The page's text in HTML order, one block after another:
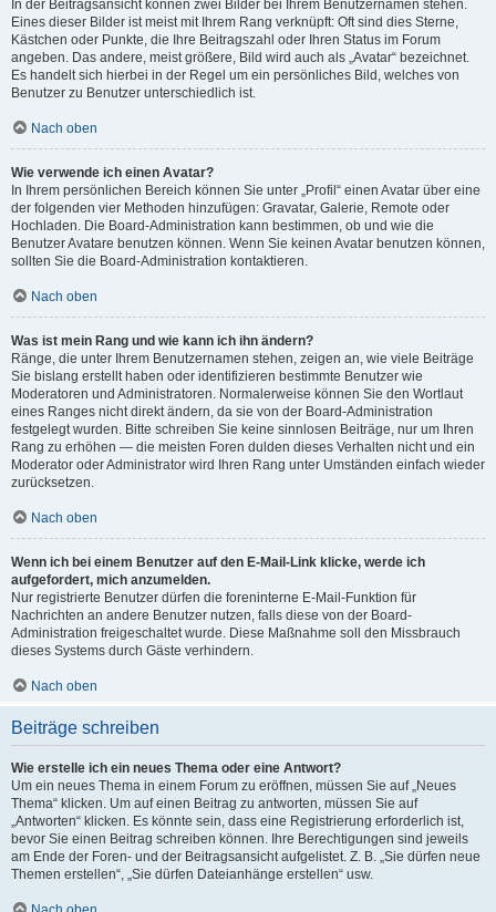
In der Beitragsansicht können zwei Bilder bei Ihrem Benutzernamen stehen.
Eines dieser Bilder ist meist mit Ihrem Rang verknüpft: Oft sind dies Sterne,
Kästchen oder Punkte, die Ihre Beitragszahl oder Ihren Status im Forum
angeben. Das andere, meist größere, Bild wird auch als „Avatar“ bezeichnet.
Es handelt sich hierbei in der Regel um ein persönliches Bild, welches von
Benutzer zu Benutzer unterschiedlich ist.
Nach oben
Wie verwende ich einen Avatar?
In Ihrem persönlichen Bereich können Sie unter „Profil“ einen Avatar über eine
der folgenden vier Methoden hinzufügen: Gravatar, Galerie, Remote oder
Hochladen. Die Board-Administration kann bestimmen, ob und wie die
Benutzer Avatare benutzen können. Wenn Sie keinen Avatar benutzen können,
sollten Sie die Board-Administration kontaktieren.
Nach oben
Was ist mein Rang und wie kann ich ihn ändern?
Ränge, die unter Ihrem Benutzernamen stehen, zeigen an, wie viele Beiträge
Sie bislang erstellt haben oder identifizieren bestimmte Benutzer wie
Moderatoren und Administratoren. Normalerweise können Sie den Wortlaut
eines Ranges nicht direkt ändern, da sie von der Board-Administration
festgelegt wurden. Bitte schreiben Sie keine sinnlosen Beiträge, nur um Ihren
Rang zu erhöhen — die meisten Foren dulden dieses Verhalten nicht und ein
Moderator oder Administrator wird Ihren Rang unter Umständen einfach wieder
zurücksetzen.
Nach oben
Wenn ich bei einem Benutzer auf den E-Mail-Link klicke, werde ich
aufgefordert, mich anzumelden.
Nur registrierte Benutzer dürfen die foreninterne E-Mail-Funktion für
Nachrichten an andere Benutzer nutzen, falls diese von der Board-
Administration freigeschaltet wurde. Diese Maßnahme soll den Missbrauch
dieses Systems durch Gäste verhindern.
Nach oben
Beiträge schreiben
Wie erstelle ich ein neues Thema oder eine Antwort?
Um ein neues Thema in einem Forum zu eröffnen, müssen Sie auf „Neues
Thema“ klicken. Um auf einen Beitrag zu antworten, müssen Sie auf
„Antworten“ klicken. Es könnte sein, dass eine Registrierung erforderlich ist,
bevor Sie einen Beitrag schreiben können. Ihre Berechtigungen sind jeweils
am Ende der Foren- und der Beitragsansicht aufgelistet. Z. B. „Sie dürfen neue
Themen erstellen“, „Sie dürfen Dateianhänge erstellen“ usw.